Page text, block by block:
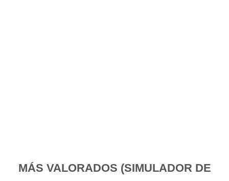
MÁS VALORADOS (SIMULADOR DE